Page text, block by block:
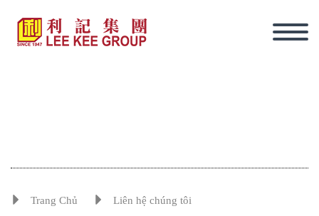
Trang Chủ Liên hệ chúng tôi